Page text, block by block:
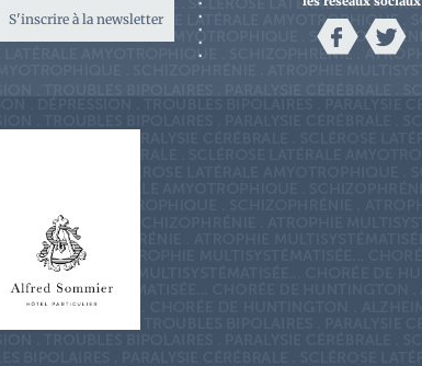
S'inscrire à la newsletter